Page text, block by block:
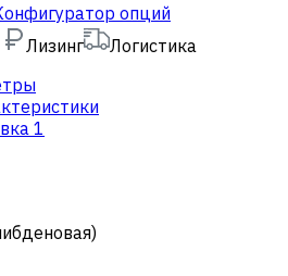
опций
Лизинг
Логистика
1